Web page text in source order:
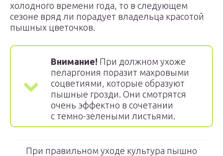
холодного времени года, то в следующем
сезоне вряд ли порадует владельца красотой
пышных цветочков.
Внимание! При должном ухоже
пеларгония поразит махровыми
соцветиями, которые образуют
пышные грозди. Они смотрятся
очень эффектно в сочетании
с темно-зелеными листьями.
При правильном уходе культура пышно